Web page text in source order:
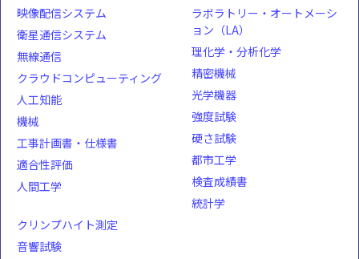
映像配信システム
衛星通信システム
無線通信
クラウドコンピューティング
人工知能
機械
工事計画書・仕様書
適合性評価
人間工学
ラボラトリー・オートメーシ
ョン（LA）
理化学・分析化学
精密機械
光学機器
強度試験
硬さ試験
都市工学
検査成績書
統計学
クリンプハイト測定
音響試験